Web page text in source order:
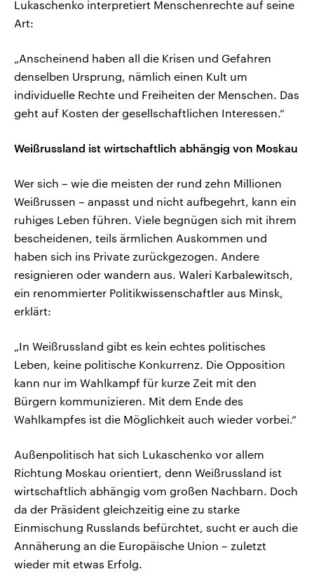
Lukaschenko interpretiert Menschenrechte auf seine
Art:
„Anscheinend haben all die Krisen und Gefahren
denselben Ursprung, nämlich einen Kult um
individuelle Rechte und Freiheiten der Menschen. Das
geht auf Kosten der gesellschaftlichen Interessen.“
Weißrussland ist wirtschaftlich abhängig von Moskau
Wer sich – wie die meisten der rund zehn Millionen
Weißrussen – anpasst und nicht aufbegehrt, kann ein
ruhiges Leben führen. Viele begnügen sich mit ihrem
bescheidenen, teils ärmlichen Auskommen und
haben sich ins Private zurückgezogen. Andere
resignieren oder wandern aus. Waleri Karbalewitsch,
ein renommierter Politikwissenschaftler aus Minsk,
erklärt:
„In Weißrussland gibt es kein echtes politisches
Leben, keine politische Konkurrenz. Die Opposition
kann nur im Wahlkampf für kurze Zeit mit den
Bürgern kommunizieren. Mit dem Ende des
Wahlkampfes ist die Möglichkeit auch wieder vorbei.“
Außenpolitisch hat sich Lukaschenko vor allem
Richtung Moskau orientiert, denn Weißrussland ist
wirtschaftlich abhängig vom großen Nachbarn. Doch
da der Präsident gleichzeitig eine zu starke
Einmischung Russlands befürchtet, sucht er auch die
Annäherung an die Europäische Union – zuletzt
wieder mit etwas Erfolg.